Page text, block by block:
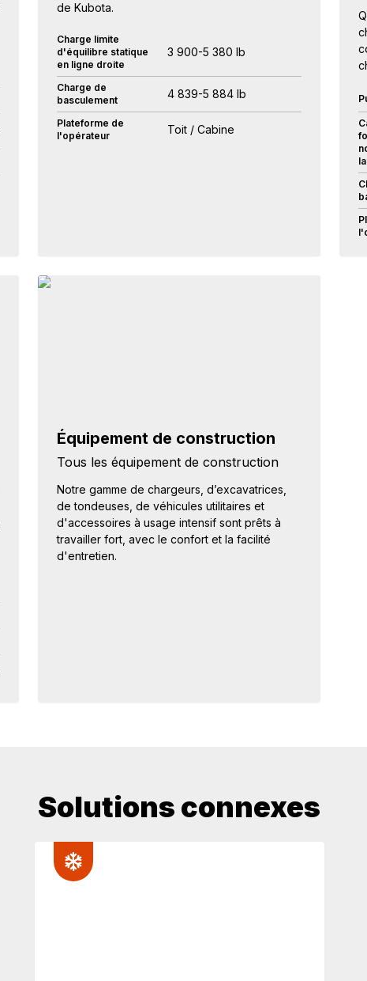
de Kubota.
Charge limite
d'équilibre statique
en ligne droite
3 900-5 380 lb
Charge de
basculement
4 839-5 884 lb
Plateforme de
l'opérateur
Toit / Cabine
Équipement de construction
Tous les équipement de construction
Notre gamme de chargeurs, d’excavatrices,
de tondeuses, de véhicules utilitaires et
d'accessoires à usage intensif sont prêts à
travailler fort, avec le confort et la facilité
d'entretien.
Solutions connexes